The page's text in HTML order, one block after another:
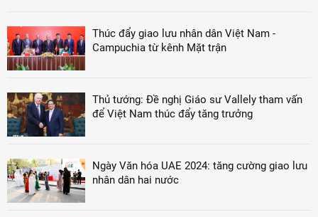
Thúc đẩy giao lưu nhân dân Việt Nam -
Campuchia từ kênh Mặt trận
Thủ tướng: Đề nghị Giáo sư Vallely tham vấn
để Việt Nam thúc đẩy tăng trưởng
Ngày Văn hóa UAE 2024: tăng cường giao lưu
nhân dân hai nước